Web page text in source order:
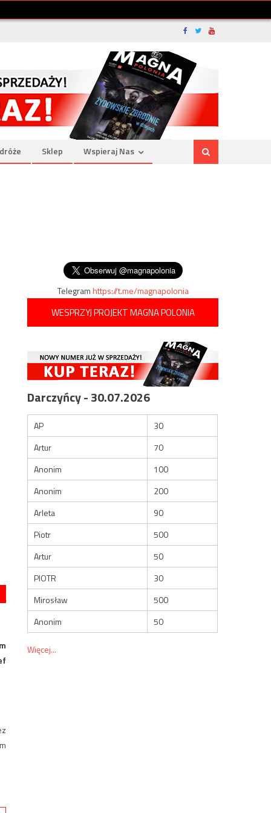
Sklep Wspieraj Nas
Telegramhttps://t.me/magnapolonia
WESPRZYJ PROJEKT MAGNA POLONIA
Darczyńcy - 30.07.2026
AP
30
Artur
70
Anonim
100
Anonim
200
Arleta
90
Piotr
500
Artur
50
PIOTR
30
Mirosław
500
Anonim
50
Więcej...